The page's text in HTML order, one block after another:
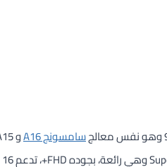
سامسونج A16
و A15 وهو معالج ثماني النواة بتردد 2.2 جيجاهرتز, 2 جيجاهرتز.